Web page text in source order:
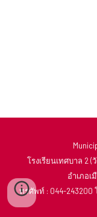
โรงเรียนเทศบาล 2
อำเภอ
ทรศัพท์ : 044-243200